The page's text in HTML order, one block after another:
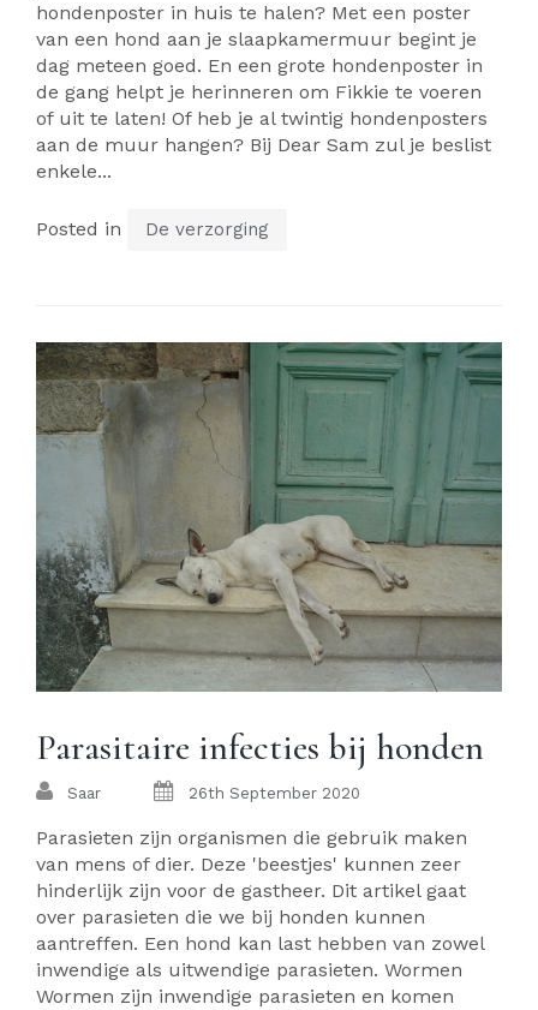
hondenposter in huis te halen? Met een poster
van een hond aan je slaapkamermuur begint je
dag meteen goed. En een grote hondenposter in
de gang helpt je herinneren om Fikkie te voeren
of uit te laten! Of heb je al twintig hondenposters
aan de muur hangen? Bij Dear Sam zul je beslist
enkele...
Posted in De verzorging
Parasitaire infecties bij honden
Saar 26th September 2020
Parasieten zijn organismen die gebruik maken
van mens of dier. Deze 'beestjes' kunnen zeer
hinderlijk zijn voor de gastheer. Dit artikel gaat
over parasieten die we bij honden kunnen
aantreffen. Een hond kan last hebben van zowel
inwendige als uitwendige parasieten. Wormen
Wormen zijn inwendige parasieten en komen